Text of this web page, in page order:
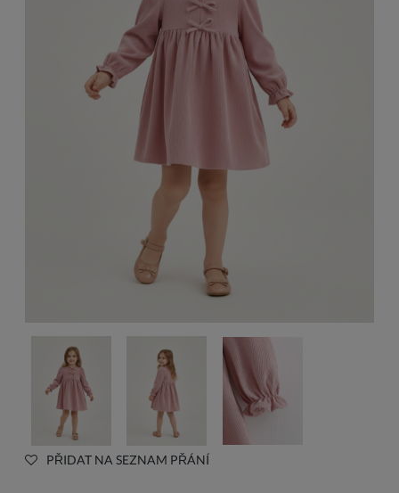
PŘIDAT NA SEZNAM PŘÁNÍ